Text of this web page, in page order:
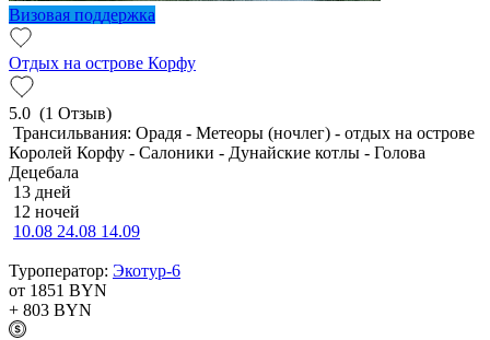
Визовая поддержка
Отдых на острове Корфу
5.0 (1 Отзыв)
Трансильвания: Орадя - Метеоры (ночлег) - отдых на острове
Королей Корфу - Салоники - Дунайские котлы - Голова
Децебала
13 дней
12 ночей
10.08 24.08 14.09
Туроператор: Экотур-6
от 1851 BYN
+ 803 BYN